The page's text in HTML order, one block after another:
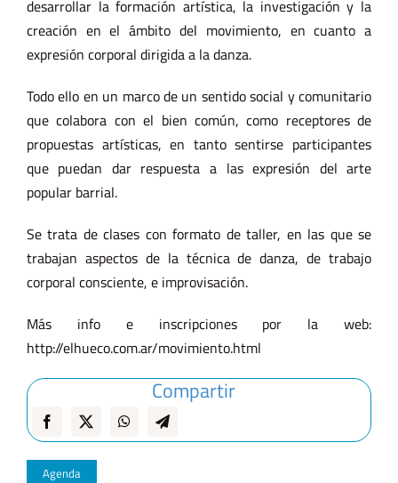
desarrollar la formación artística, la investigación y la
creación en el ámbito del movimiento, en cuanto a
expresión corporal dirigida a la danza.
Todo ello en un marco de un sentido social y comunitario
que colabora con el bien común, como receptores de
propuestas artísticas, en tanto sentirse participantes
que puedan dar respuesta a las expresión del arte
popular barrial.
Se trata de clases con formato de taller, en las que se
trabajan aspectos de la técnica de danza, de trabajo
corporal consciente, e improvisación.
Más info e inscripciones por la web:
http://elhueco.com.ar/movimiento.html
Compartir
Agenda